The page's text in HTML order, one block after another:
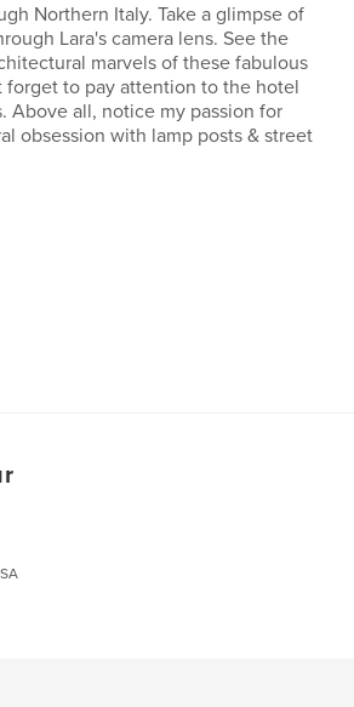
Northern Italy. Take a glimpse of
Lara's camera lens. See the
marvels of these fabulous
to pay attention to the hotel
Above all, notice my passion for
obsession with lamp posts & street